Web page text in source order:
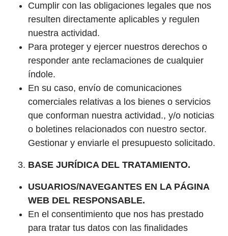
Cumplir con las obligaciones legales que nos
resulten directamente aplicables y regulen
nuestra actividad.
Para proteger y ejercer nuestros derechos o
responder ante reclamaciones de cualquier
índole.
En su caso, envío de comunicaciones
comerciales relativas a los bienes o servicios
que conforman nuestra actividad., y/o noticias
o boletines relacionados con nuestro sector.
Gestionar y enviarle el presupuesto solicitado.
BASE JURÍDICA DEL TRATAMIENTO.
USUARIOS/NAVEGANTES EN LA PÁGINA
WEB DEL RESPONSABLE.
En el consentimiento que nos has prestado
para tratar tus datos con las finalidades